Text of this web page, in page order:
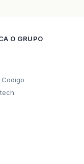
O GRUPO